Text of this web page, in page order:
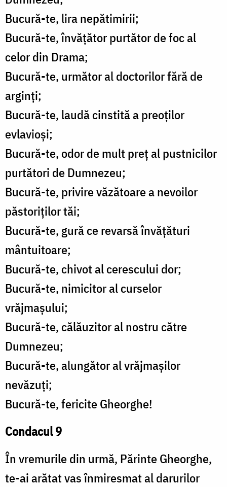
Bucură-te, lira nepătimirii;
Bucură-te, învățător purtător de foc al
celor din Drama;
Bucură-te, următor al doctorilor fără de
arginți;
Bucură-te, laudă cinstită a preoților
evlavioși;
Bucură-te, odor de mult preț al pustnicilor
purtători de Dumnezeu;
Bucură-te, privire văzătoare a nevoilor
păstoriților tăi;
Bucură-te, gură ce revarsă învățături
mântuitoare;
Bucură-te, chivot al cerescului dor;
Bucură-te, nimicitor al curselor
vrăjmașului;
Bucură-te, călăuzitor al nostru către
Dumnezeu;
Bucură-te, alungător al vrăjmașilor
nevăzuți;
Bucură-te, fericite Gheorghe!
Condacul 9
În vremurile din urmă, Părinte Gheorghe,
te-ai arătat vas înmiresmat al darurilor